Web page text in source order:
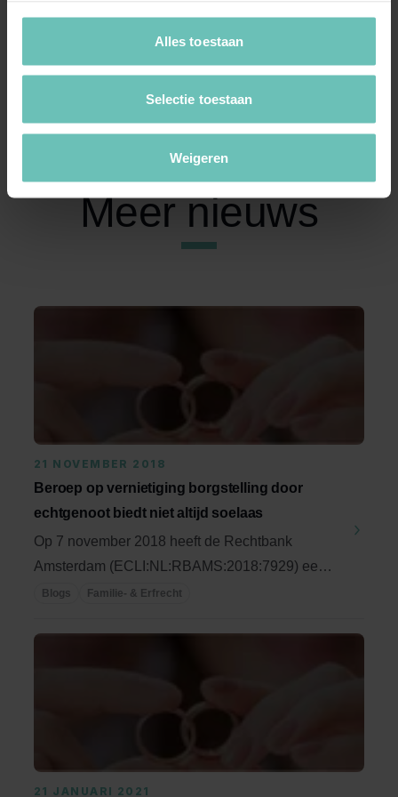
Alles toestaan
Selectie toestaan
Weigeren
ex-partner samenwoont of wilt u als
alimentatiegerechtigde weten in hoeverre u vrij bent om
uw nieuwe relatie verder vorm te geven? Neem contact
Meer nieuws
21 NOVEMBER 2018
Beroep op vernietiging borgstelling door
echtgenoot biedt niet altijd soelaas
Op 7 november 2018 heeft de Rechtbank
Amsterdam (ECLI:NL:RBAMS:2018:7929) een
vonnis gewezen in een ...
Blogs Familie- & Erfrecht
21 JANUARI 2021